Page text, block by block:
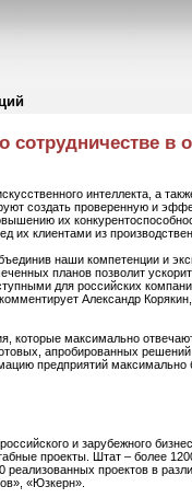
в
интеллекта, а
создать проверенную и
их
клиентами из
наши компетенции и
планов позволит
для российских
Александр
максимально
апробированных
предприятий максимально
и зарубежного
проекты. Штат – более
проектов в
«Юзкерн».